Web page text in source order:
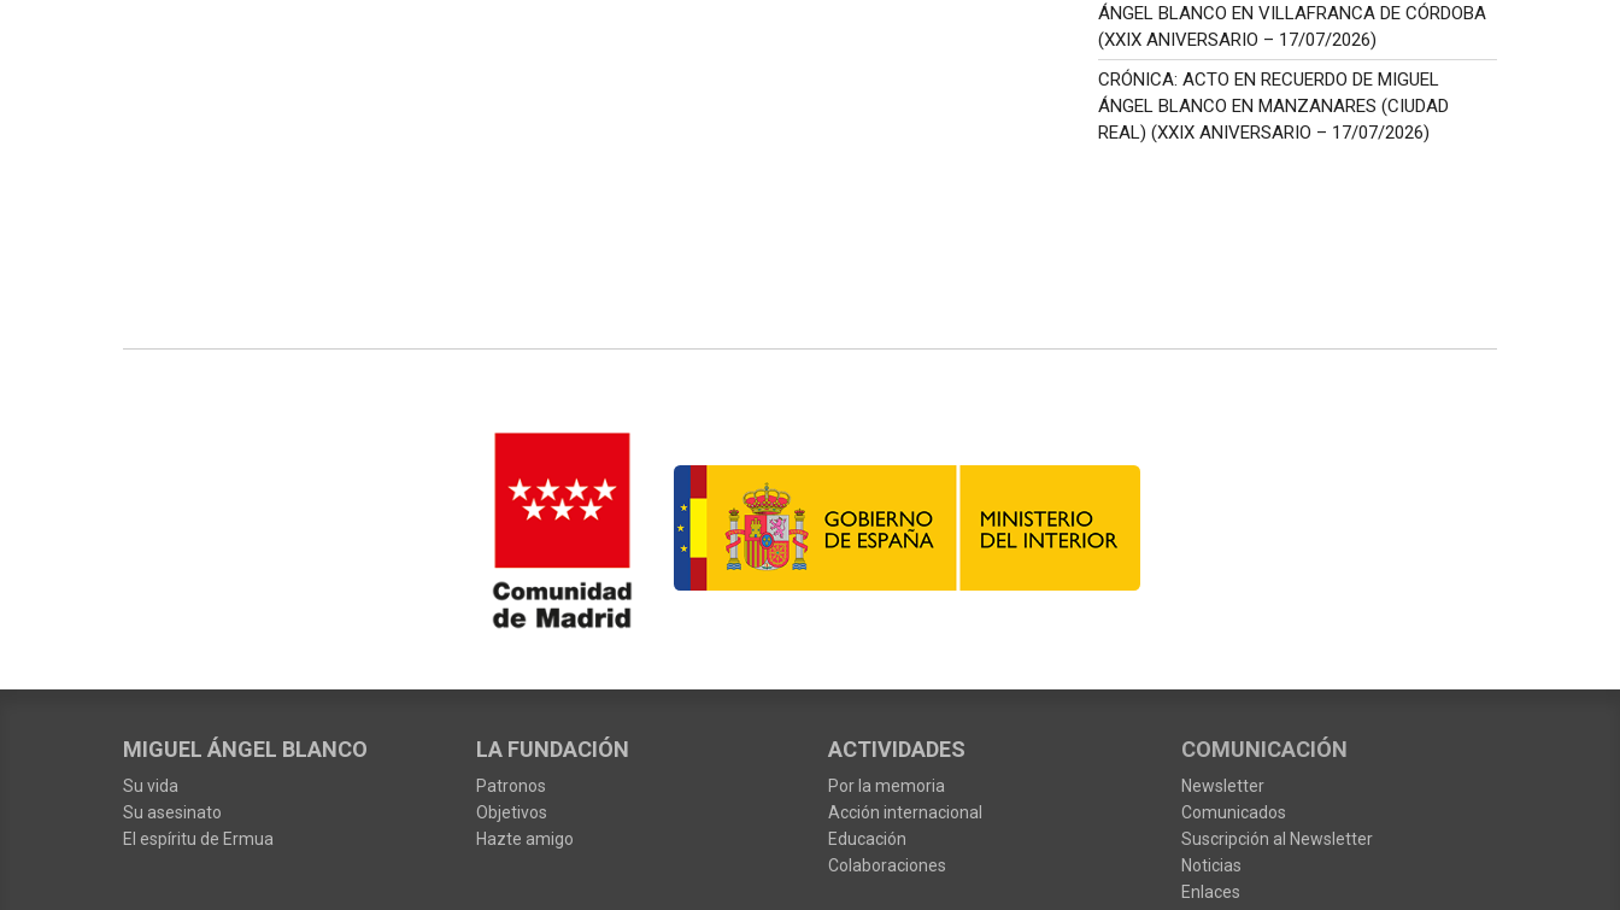
ÁNGEL BLANCO EN VILLAFRANCA DE CÓRDOBA
(XXIX ANIVERSARIO – 17/07/2026)
CRÓNICA: ACTO EN RECUERDO DE MIGUEL
ÁNGEL BLANCO EN MANZANARES (CIUDAD
REAL) (XXIX ANIVERSARIO – 17/07/2026)
MIGUEL ÁNGEL BLANCO
Su vida
Su asesinato
El espíritu de Ermua
LA FUNDACIÓN
Patronos
Objetivos
Hazte amigo
ACTIVIDADES
Por la memoria
Acción internacional
Educación
Colaboraciones
COMUNICACIÓN
Newsletter
Comunicados
Suscripción al Newsletter
Noticias
Enlaces